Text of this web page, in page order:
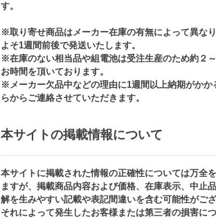
す。​
※取り寄せ商品はメーカー在庫の有無によって異な
よそ1週間前後で発送いたします。
※在庫のない相当品や組電池は受注生産のため約２
お時間を頂いております。​
※メーカー欠品中などの理由に1週間以上納期がかか
らからご連絡させていただきます。
本サイトの掲載情報について​
本サイトに掲載された情報の正確性については万全
ますが、掲載商品内容および価格、在庫表示、中止
解を生みやすい記載や表記間違いを含む可能性がござ
それによって発生したお客様または第三者の損害に